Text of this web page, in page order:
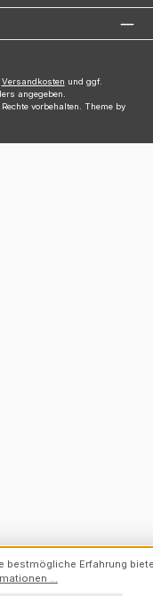
Versandkosten und ggf.
angegeben.
vorbehalten. Theme by
bestmögliche Erfahrung
...